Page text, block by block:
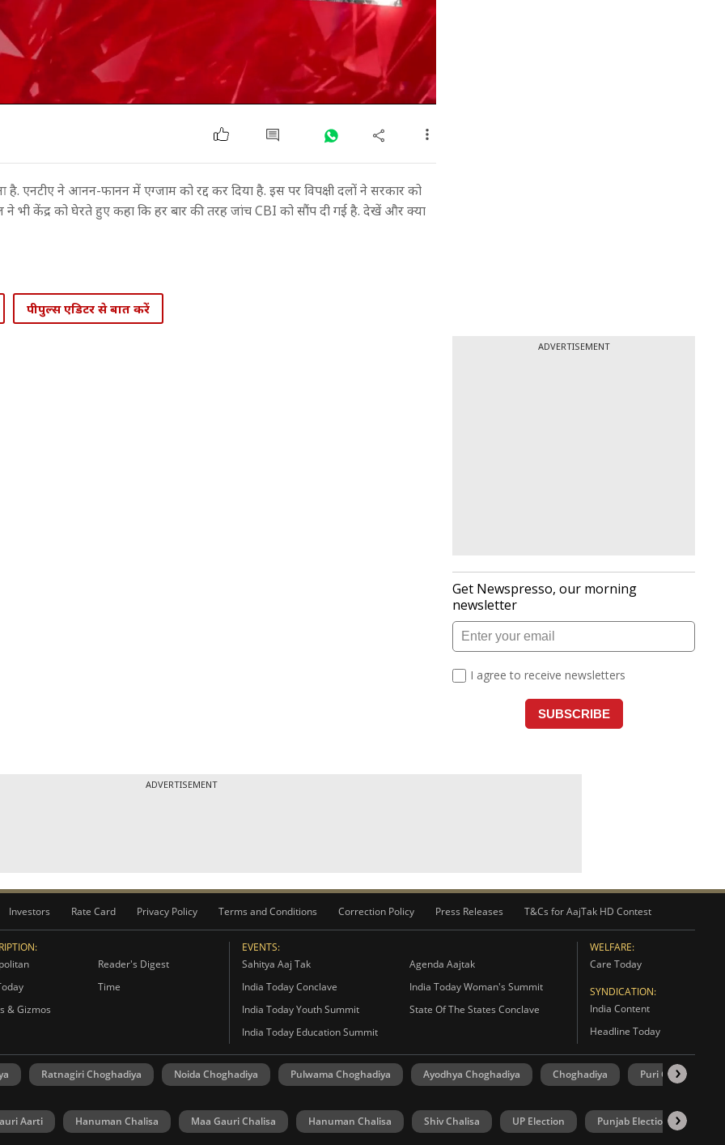
ने आनन-फानन में एग्जाम को रद्द कर दि‍या है. इस पर व‍िपक्षी दलों ने सरकार को
केंद्र को घेरते हुए कहा क‍ि हर बार की तरह जांच CBI को सौंप दी गई है. देखें और क्या
पीपुल्स एडिटर से बात करें
ADVERTISEMENT
ADVERTISEMENT
Investors Rate Card Privacy Policy Terms and Conditions Correction Policy Press Releases T&Cs for AajTak HD Contest
Reader's Digest
Time
& Gizmos
EVENTS:
Sahitya Aaj Tak
Agenda Aajtak
India Today Conclave
India Today Woman's Summit
India Today Youth Summit
State Of The States Conclave
India Today Education Summit
WELFARE:
Care Today
SYNDICATION:
India Content
Headline Today
Ratnagiri Choghadiya Noida Choghadiya Pulwama Choghadiya Ayodhya Choghadiya Choghadiya Puri Choghadiya
Aarti Hanuman Chalisa Maa Gauri Chalisa Hanuman Chalisa Shiv Chalisa UP Election Punjab Election